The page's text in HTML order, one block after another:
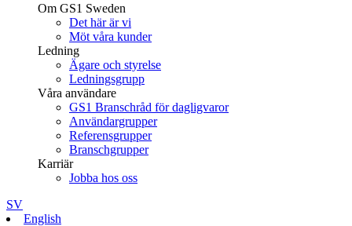
Om GS1 Sweden
Det här är vi
Möt våra kunder
Ledning
Ägare och styrelse
Ledningsgrupp
Våra användare
GS1 Branschråd för dagligvaror
Användargrupper
Referensgrupper
Branschgrupper
Karriär
Jobba hos oss
SV
English